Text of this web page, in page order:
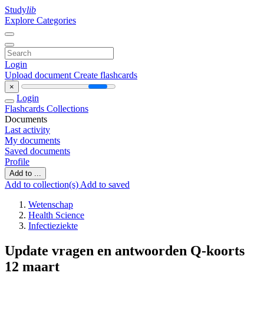
Studylib
Explore Categories
Login
Upload document Create flashcards
×
Login
Flashcards Collections
Documents
Last activity
My documents
Saved documents
Profile
Add to ...
Add to collection(s) Add to saved
Wetenschap
Health Science
Infectieziekte
Update vragen en antwoorden Q-koorts
12 maart